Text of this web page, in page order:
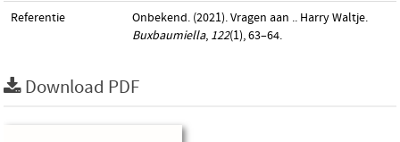
Referentie
Onbekend. (2021). Vragen aan .. Harry Waltje.
Buxbaumiella, 122(1), 63–64.
Download PDF